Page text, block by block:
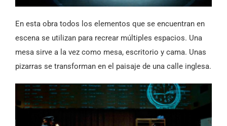
En esta obra todos los elementos que se encuentran en
escena se utilizan para recrear múltiples espacios. Una
mesa sirve a la vez como mesa, escritorio y cama. Unas
pizarras se transforman en el paisaje de una calle inglesa.